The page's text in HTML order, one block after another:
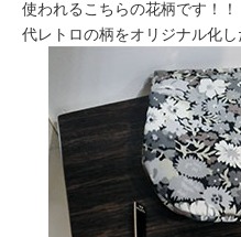
使われるこちらの花柄です！
代レトロの柄をオリジナル化